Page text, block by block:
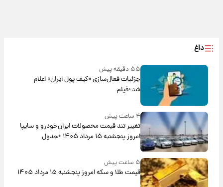
داغ
۵۵ دقیقه پیش
جزئیات فعال‌سازی «کیف پول ایران» اعلام
شد+فیلم
۴ ساعت پیش
تغییر تند قیمت محصولات ایران‌خودرو و سایپا
امروز پنجشنبه ۱۵ مرداد ۱۴۰۵ +جدول
۵ ساعت پیش
قیمت طلا و سکه امروز پنجشنبه ۱۵ مرداد ۱۴۰۵